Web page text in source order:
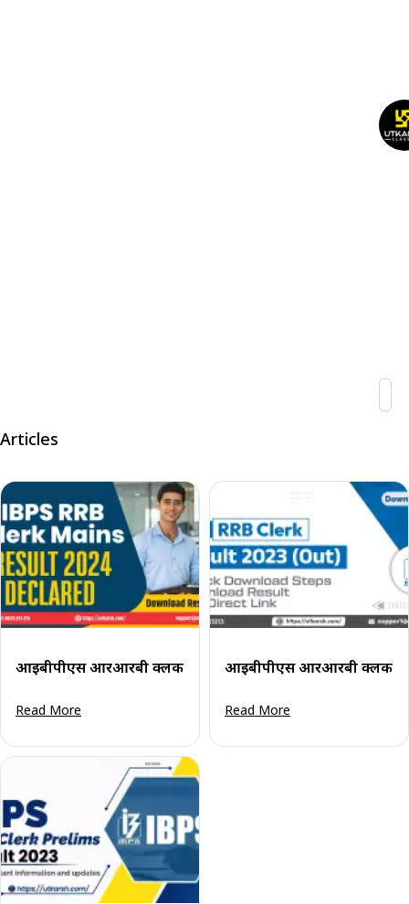
Articles
आईबीपीएस आरआरबी क्लर्क मुख्य परीक्षा परिणाम 2024 (घोषित):
Read More
आईबीपीएस आरआरबी क्लर्क
Read More